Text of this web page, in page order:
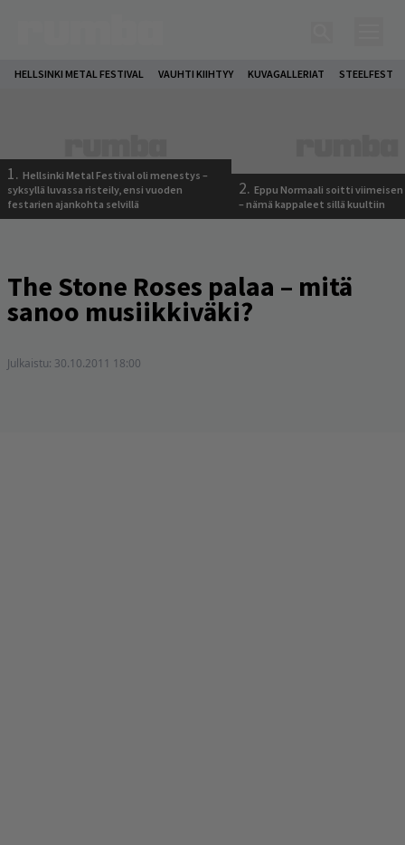
HELLSINKI METAL FESTIVAL VAUHTI KIIHTYY KUVAGALLERIAT STEELFEST
1. Hellsinki Metal Festival oli menestys –
syksyllä luvassa risteily, ensi vuoden
festarien ajankohta selvillä
2. Eppu Normaali soitti viimeisen
– nämä kappaleet sillä kuultiin
The Stone Roses palaa – mitä
sanoo musiikkiväki?
Julkaistu: 30.10.2011 18:00